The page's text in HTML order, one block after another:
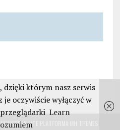
LITE PLATFORMA
dzięki którym nasz serwis
je oczywiście wyłączyć w
Learn